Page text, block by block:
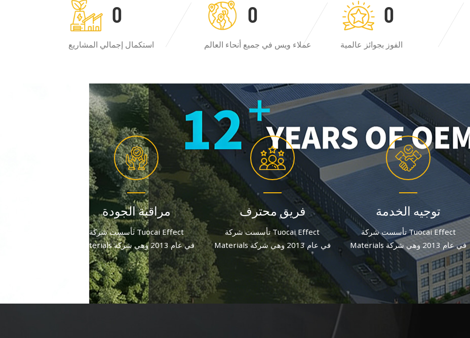
0
استكمال إجمالي المشاريع
0
عملاء ويس في جميع أنحاء العالم
0
الفوز بجوائز عالمية
مراقبة الجودة
تأسست شركة Tuocai Effect
Materials في عام 2013 وهي شركة
مصنعة لصبغات الألومنيوم تركز على
الجودة والابتكار. وبعد جهد متواصل، يبلغ
عدد الموظفين الحاليين أكثر من 60
موظفًا.
فريق محترف
تأسست شركة Tuocai Effect
Materials في عام 2013 وهي شركة
مصنعة لصبغات الألومنيوم تركز على
الجودة والابتكار. وبعد جهد متواصل، يبلغ
عدد الموظفين الحاليين أكثر من 60
موظفًا.
توجيه الخدمة
تأسست شركة Tuocai Effect
Materials في عام 2013 وهي شركة
مصنعة لصبغات الألومنيوم تركز على
الجودة والابتكار. وبعد جهد متواصل، يبلغ
موظفًا.